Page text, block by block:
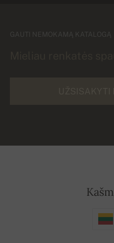
GAUTI NEMOKAMĄ KATALOGĄ